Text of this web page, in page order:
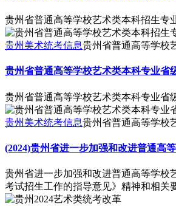
贵州省普通高等学校艺术类本科招生专
贵州美术统考信息贵州省普通高等学校
贵州省普通高等学校艺术类本科专业省
贵州省普通高等学校艺术类本科专业省
贵州美术统考信息贵州省普通高等学校
(2024)贵州省进一步加强和改进普通高
贵州省进一步加强和改进普通高等学校
考试招生工作的指导意见》精神和相关